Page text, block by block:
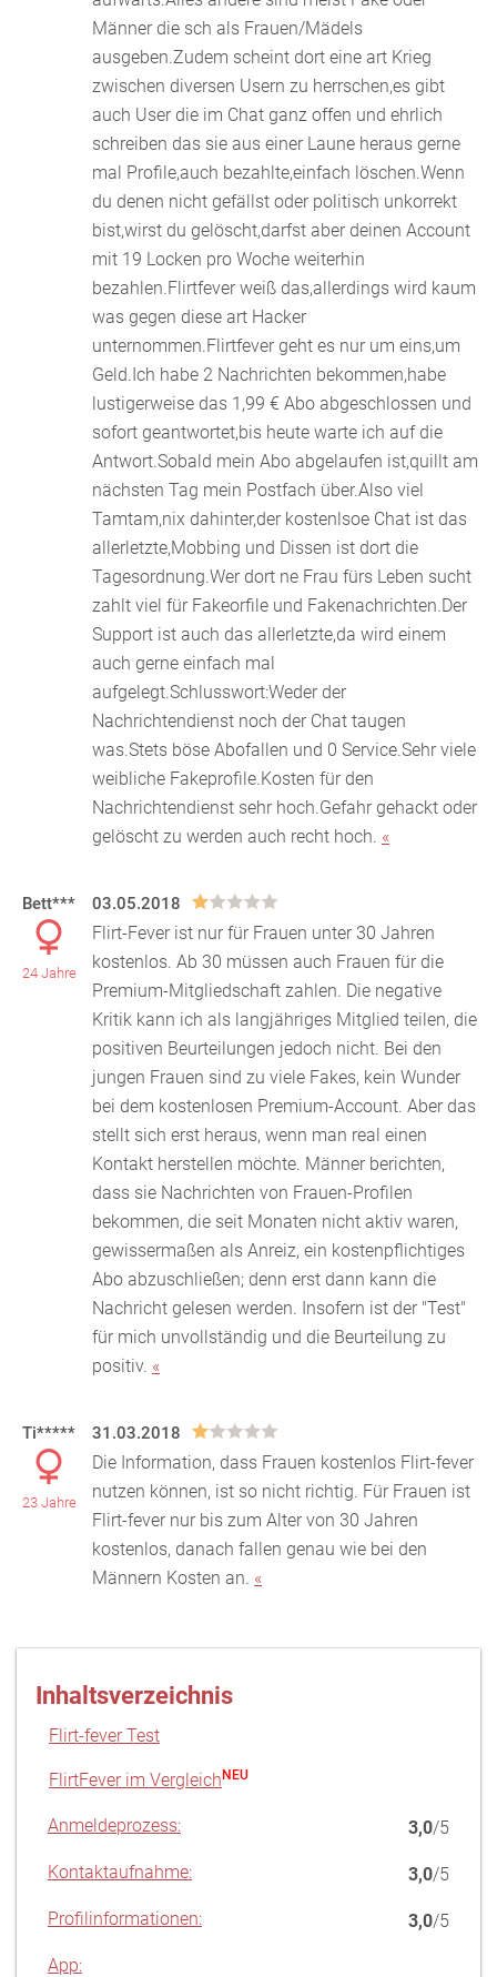
Männer die sch als Frauen/Mädels
ausgeben.Zudem scheint dort eine art Krieg
zwischen diversen Usern zu herrschen,es gibt
auch User die im Chat ganz offen und ehrlich
schreiben das sie aus einer Laune heraus gerne
mal Profile,auch bezahlte,einfach löschen.Wenn
du denen nicht gefällst oder politisch unkorrekt
bist,wirst du gelöscht,darfst aber deinen Account
mit 19 Locken pro Woche weiterhin
bezahlen.Flirtfever weiß das,allerdings wird kaum
was gegen diese art Hacker
unternommen.Flirtfever geht es nur um eins,um
Geld.Ich habe 2 Nachrichten bekommen,habe
lustigerweise das 1,99 € Abo abgeschlossen und
sofort geantwortet,bis heute warte ich auf die
Antwort.Sobald mein Abo abgelaufen ist,quillt am
nächsten Tag mein Postfach über.Also viel
Tamtam,nix dahinter,der kostenlsoe Chat ist das
allerletzte,Mobbing und Dissen ist dort die
Tagesordnung.Wer dort ne Frau fürs Leben sucht
zahlt viel für Fakeorfile und Fakenachrichten.Der
Support ist auch das allerletzte,da wird einem
auch gerne einfach mal
aufgelegt.Schlusswort:Weder der
Nachrichtendienst noch der Chat taugen
was.Stets böse Abofallen und 0 Service.Sehr viele
weibliche Fakeprofile.Kosten für den
Nachrichtendienst sehr hoch.Gefahr gehackt oder
gelöscht zu werden auch recht hoch. «
Bett***
24 Jahre
03.05.2018
Flirt-Fever ist nur für Frauen unter 30 Jahren
kostenlos. Ab 30 müssen auch Frauen für die
Premium-Mitgliedschaft zahlen. Die negative
Kritik kann ich als langjähriges Mitglied teilen, die
positiven Beurteilungen jedoch nicht. Bei den
jungen Frauen sind zu viele Fakes, kein Wunder
bei dem kostenlosen Premium-Account. Aber das
stellt sich erst heraus, wenn man real einen
Kontakt herstellen möchte. Männer berichten,
dass sie Nachrichten von Frauen-Profilen
bekommen, die seit Monaten nicht aktiv waren,
gewissermaßen als Anreiz, ein kostenpflichtiges
Abo abzuschließen; denn erst dann kann die
Nachricht gelesen werden. Insofern ist der "Test"
für mich unvollständig und die Beurteilung zu
positiv. «
Ti*****
23 Jahre
31.03.2018
Die Information, dass Frauen kostenlos Flirt-fever
nutzen können, ist so nicht richtig. Für Frauen ist
Flirt-fever nur bis zum Alter von 30 Jahren
kostenlos, danach fallen genau wie bei den
Männern Kosten an. «
Inhaltsverzeichnis
Flirt-fever Test
FlirtFever im Vergleich NEU
Anmeldeprozess: 3,0/5
Kontaktaufnahme: 3,0/5
Profilinformationen: 3,0/5
App: